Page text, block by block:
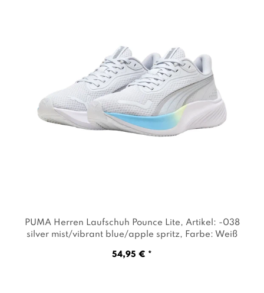
PUMA Herren Laufschuh Pounce Lite , Artikel: -038
silver mist/vibrant blue/apple spritz , Farbe: Weiß
54,95 € *